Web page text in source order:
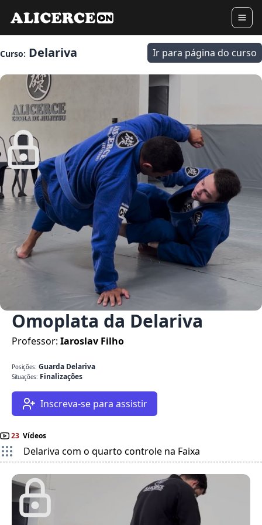
Curso: Delariva Ir para página do curso
Omoplata da Delariva
Professor: Iaroslav Filho
Posições: Guarda Delariva
Situações: Finalizações
Inscreva-se para assistir
23 Vídeos
Delariva com o quarto controle na Faixa